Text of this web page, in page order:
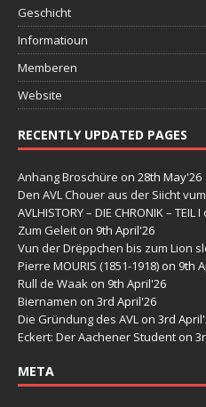
Geschicht
Informatioun
Memberen
Website
RECENTLY UPDATED PAGES
Anhang Broschüre on 28th May'26
Den AVL Chouer aus der Siicht
AVLHISTORY – DIE CHRONIK – TEIL I
Zum Geleit on 9th April'26
Vun der Drëppchen bis zum Lion
Pierre MOURIS (1851-1918) on 9th
Rull de Waak on 9th April'26
Biernamen on 3rd April'26
Die Gründung des AVL on 3rd
Eckert: Der Aachener Student on
META